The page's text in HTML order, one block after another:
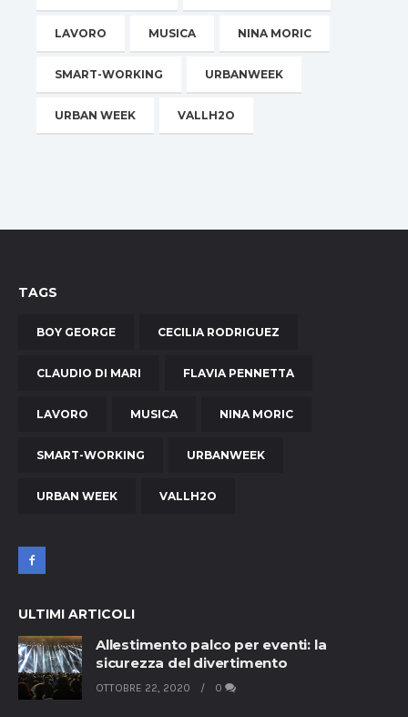
LAVORO MUSICA NINA MORIC
SMART-WORKING URBANWEEK
URBAN WEEK VALLH2O
TAGS
BOY GEORGE CECILIA RODRIGUEZ
CLAUDIO DI MARI FLAVIA PENNETTA
LAVORO MUSICA NINA MORIC
SMART-WORKING URBANWEEK
URBAN WEEK VALLH2O
ULTIMI ARTICOLI
Allestimento palco per eventi: la
sicurezza del divertimento
OTTOBRE 22, 2020 0